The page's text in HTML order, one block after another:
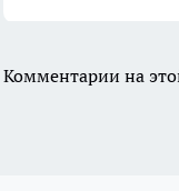
Комментарии на